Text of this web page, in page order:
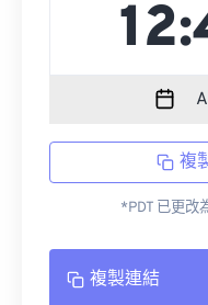
複
*PDT 已更改
複製連結